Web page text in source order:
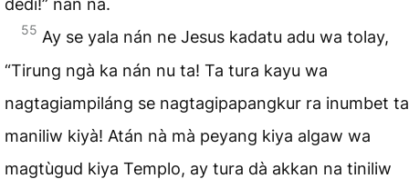
dedi!” nán na.
55 Ay se yala nán ne Jesus kadatu adu wa tolay,
“Tirung ngà ka nán nu ta! Ta tura kayu wa
nagtagiampiláng se nagtagipapangkur ra inumbet ta
maniliw kiyà! Atán nà mà peyang kiya algaw wa
magtùgud kiya Templo, ay tura dà akkan na tiniliw